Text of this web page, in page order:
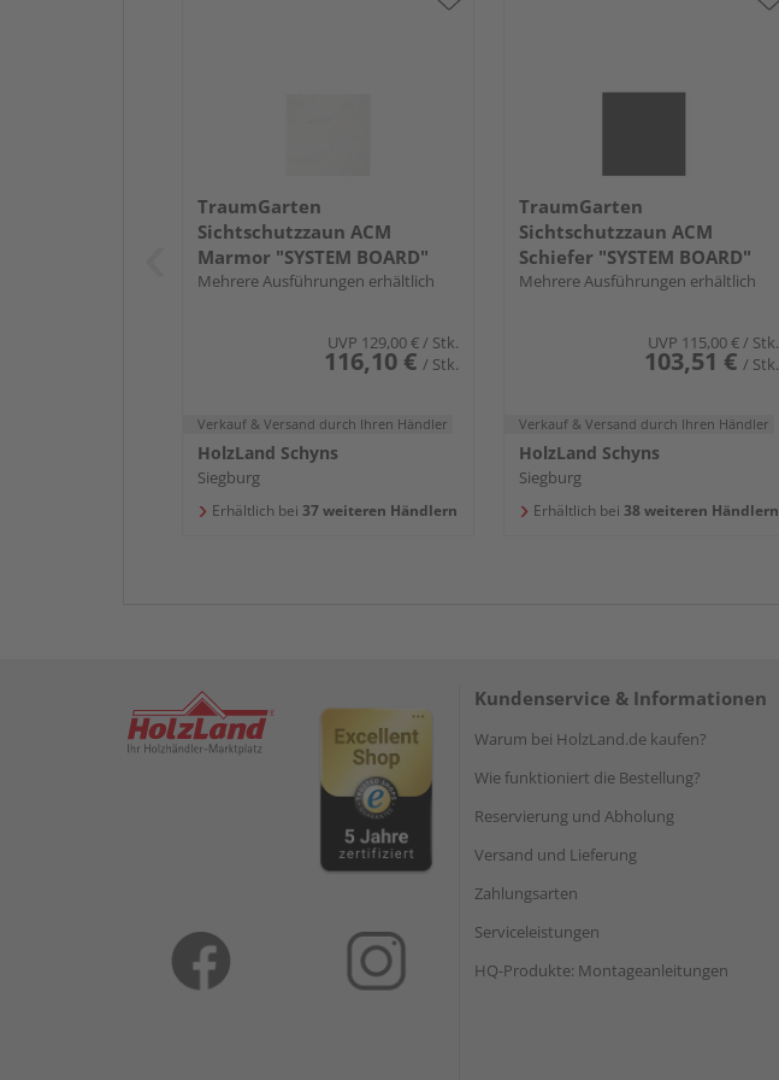
TraumGarten
Sichtschutzzaun ACM
Marmor "SYSTEM BOARD"
Mehrere Ausführungen erhältlich
UVP 129,00 €/ Stk.
116,10 € / Stk.
Verkauf & Versand durch Ihren Händler
HolzLand Schyns
Siegburg
Erhältlich bei 37 weiteren Händlern
TraumGarten
Sichtschutzzaun ACM
Schiefer "SYSTEM BOARD"
Mehrere Ausführungen erhältlich
UVP 115,00 €/ Stk.
103,51 € / Stk.
Verkauf & Versand durch Ihren Händler
HolzLand Schyns
Siegburg
Erhältlich bei 38 weiteren Händlern
Kundenservice & Informationen
Warum bei HolzLand.de kaufen?
Wie funktioniert die Bestellung?
Reservierung und Abholung
Versand und Lieferung
Zahlungsarten
Serviceleistungen
HQ-Produkte: Montageanleitungen